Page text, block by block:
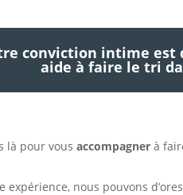
conviction intime est
aide à faire le tri
là pour vousaccompagner à
expérience, nous pouvons